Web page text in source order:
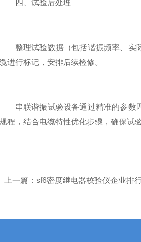
四、试验后处理
整理试验数据（包括谐振频率、实际
缆进行标记，安排后续检修。
串联谐振试验设备通过精准的参数匹
规程，结合电缆特性优化步骤，确保试
上一篇： sf6密度继电器校验仪企业排行：密